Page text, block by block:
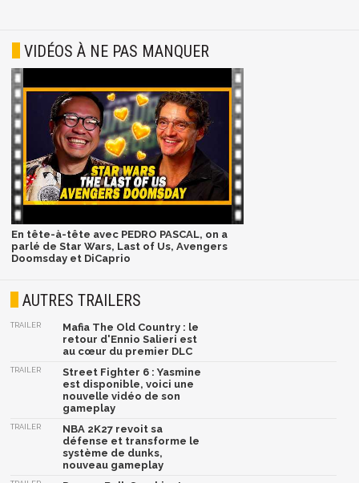
VIDÉOS À NE PAS MANQUER
En tête-à-tête avec PEDRO PASCAL, on a
parlé de Star Wars, Last of Us, Avengers
Doomsday et DiCaprio
AUTRES TRAILERS
TRAILER
Mafia The Old Country : le
retour d'Ennio Salieri est
au cœur du premier DLC
TRAILER
Street Fighter 6 : Yasmine
est disponible, voici une
nouvelle vidéo de son
gameplay
TRAILER
NBA 2K27 revoit sa
défense et transforme le
système de dunks,
nouveau gameplay